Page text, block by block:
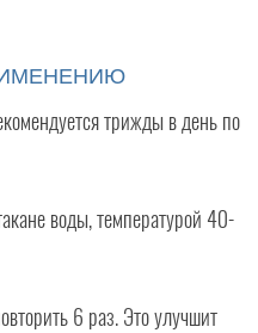
трижды в день по
воды, температурой 40-
6 раз. Это улучшит